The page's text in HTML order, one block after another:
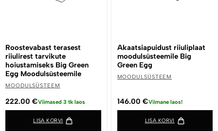
Roostevabast terasest
riiulirest tarvikute
hoiustamiseks Big Green
Egg Moodulsüsteemile
MOODULSÜSTEEM
222.00 €Viimased 3 tk laos
LISA KORVI
Akaatsiapuidust riiuliplaat
moodulsüsteemile Big
Green Egg
MOODULSÜSTEEM
146.00 €Viimane laos!
LISA KORVI